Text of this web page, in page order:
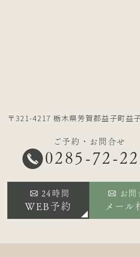
〒321-4217 栃木県芳賀郡益子町益
ご予約・お問合せ
0285-72-
24時間
WEB予約
お問
メール